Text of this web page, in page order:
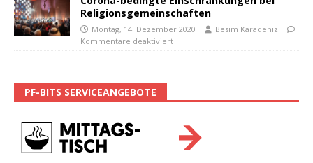
Religionsgemeinschaften
Montag, 14. Dezember 2020
Besim Karadeniz
Kommentare deaktiviert
PF-BITS SERVICEANGEBOTE